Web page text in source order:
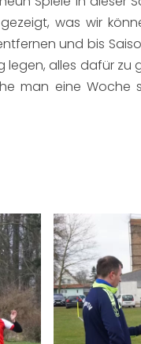
was wir
und bis
alles dafür
man eine